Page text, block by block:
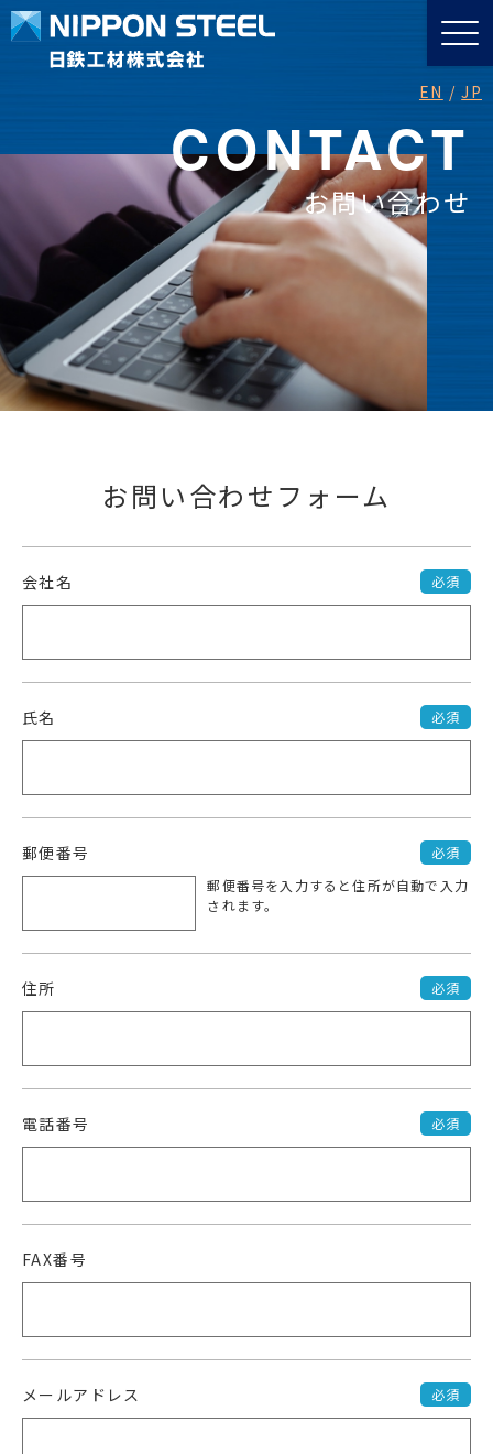
EN JP
CONTACT
お問い合わせ
お問い合わせフォーム
会社名 必須
氏名 必須
郵便番号
必須
郵便番号を入力すると住所が自動で入力
されます。
住所 必須
電話番号 必須
FAX番号
メールアドレス 必須